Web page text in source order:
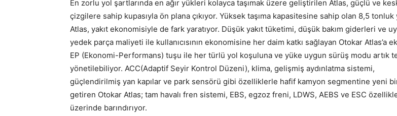
En zorlu yol şartlarında en ağır yükleri kolayca taşımak üzere geliştirilen Atlas, güçlü ve
çizgilere sahip kupasıyla ön plana çıkıyor. Yüksek taşıma kapasitesine sahip olan 8,5 tonluk
Atlas, yakıt ekonomisiyle de fark yaratıyor. Düşük yakıt tüketimi, düşük bakım giderleri ve
yedek parça maliyeti ile kullanıcısının ekonomisine her daim katkı sağlayan Otokar Atlas’a
EP (Ekonomi-Performans) tuşu ile her türlü yol koşuluna ve yüke uygun sürüş modu artık
yönetilebiliyor. ACC(Adaptif Seyir Kontrol Düzeni), klima, gelişmiş aydınlatma sistemi,
güçlendirilmiş yan kapılar ve park sensörü gibi özelliklerle hafif kamyon segmentine yeni
getiren Otokar Atlas; tam havalı fren sistemi, EBS, egzoz freni, LDWS, AEBS ve ESC
üzerinde barındırıyor.